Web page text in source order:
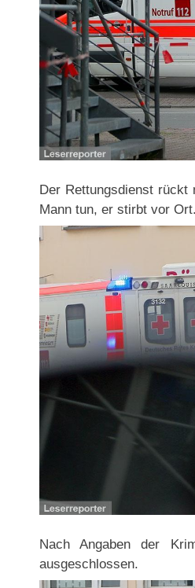
Der Rettungsdienst
Mann tun, er stirbt vor Ort.
Nach Angaben der
ausgeschlossen.